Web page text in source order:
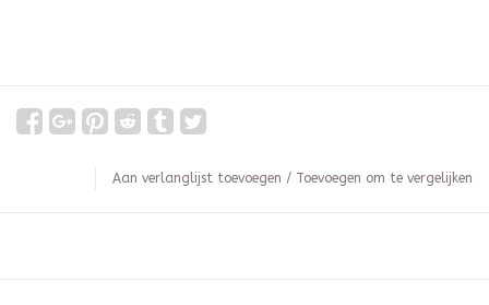
Aan verlanglijst toevoegen / Toevoegen om te vergelijken